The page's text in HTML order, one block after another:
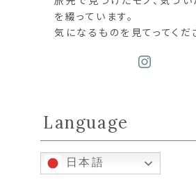
を綴っています。
気になるものを見てってくだ
Language
日本語